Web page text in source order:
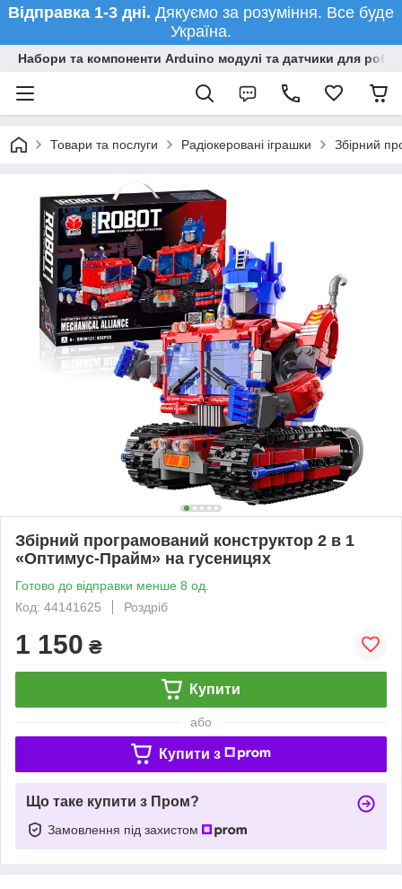
Відправка 1-3 дні. Дякуємо за розуміння. Все буде
Україна.
Набори та компоненти Arduino модулі та датчики для
Товари та послуги Радіокеровані іграшки Збірний
Збірний програмований конструктор 2 в 1
«Оптимус-Прайм» на гусеницях
Готово до відправки менше 8 од.
Код: 44141625
Роздріб
1 150 ₴
Купити
або
Купити з
Що таке купити з Пром?
Замовлення під захистом